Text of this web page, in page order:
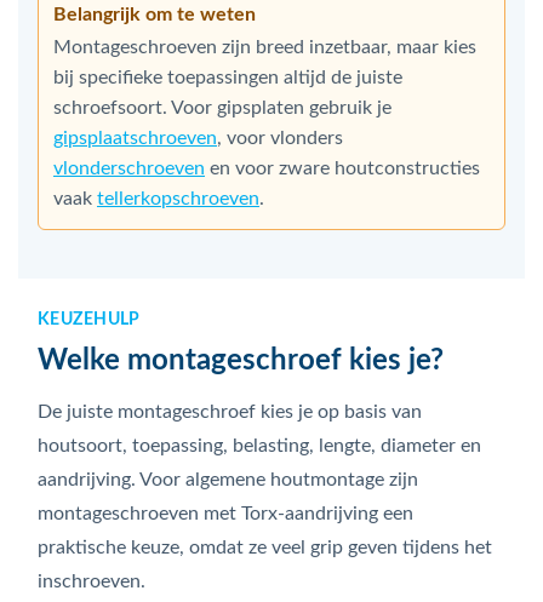
Belangrijk om te weten
Montageschroeven zijn breed inzetbaar, maar kies
bij specifieke toepassingen altijd de juiste
schroefsoort. Voor gipsplaten gebruik je
gipsplaatschroeven, voor vlonders
vlonderschroeven en voor zware houtconstructies
vaak tellerkopschroeven.
KEUZEHULP
Welke montageschroef kies je?
De juiste montageschroef kies je op basis van
houtsoort, toepassing, belasting, lengte, diameter en
aandrijving. Voor algemene houtmontage zijn
montageschroeven met Torx-aandrijving een
praktische keuze, omdat ze veel grip geven tijdens het
inschroeven.